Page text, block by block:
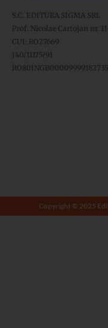
S.C. EDITURA SIGMA SRL
Prof. Nicolae Cartojan nr.
CUI: RO27669
J40/11175/91
Copyright © 2025